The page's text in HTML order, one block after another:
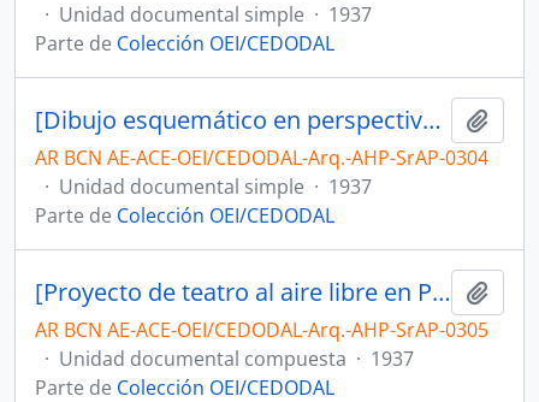
· Unidad documental simple · 1937
Parte de Colección OEI/CEDODAL
[Dibujo esquemático en perspectiva coloreado. Teatro en Palermo]
AR BCN AE-ACE-OEI/CEDODAL-Arq.-AHP-SrAP-0304
· Unidad documental simple · 1937
Parte de Colección OEI/CEDODAL
[Proyecto de teatro al aire libre en Palermo]
AR BCN AE-ACE-OEI/CEDODAL-Arq.-AHP-SrAP-0305
· Unidad documental compuesta · 1937
Parte de Colección OEI/CEDODAL